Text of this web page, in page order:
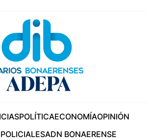
POLÍTICAECONOMÍAOPINIÓN
POLICIALESADN BONAERENSE